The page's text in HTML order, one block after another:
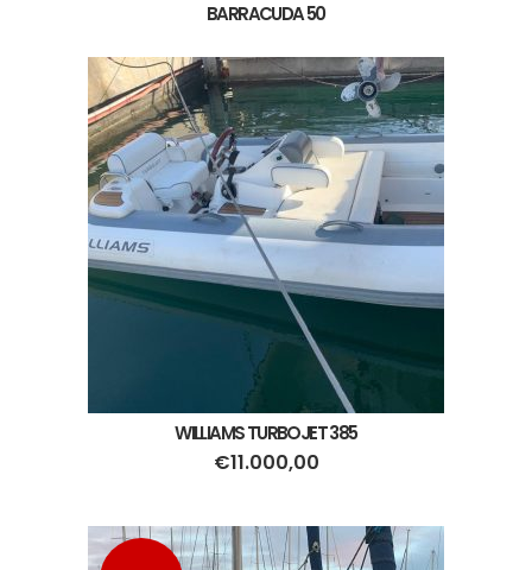
BARRACUDA 50
WILLIAMS TURBOJET 385
€11.000,00